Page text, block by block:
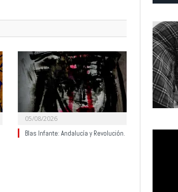
05/08/2026
Blas Infante: Andalucía y Revolución.